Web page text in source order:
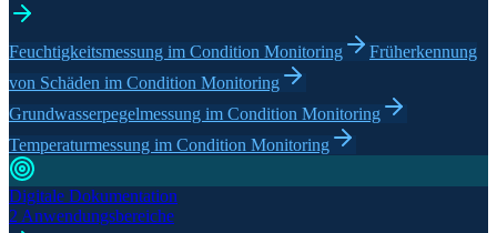
Feuchtigkeitsmessung im Condition Monitoring
Früherkennung
von Schäden im Condition Monitoring
Grundwasserpegelmessung im Condition Monitoring
Temperaturmessung im Condition Monitoring
Digitale Dokumentation
2 Anwendungsbereiche